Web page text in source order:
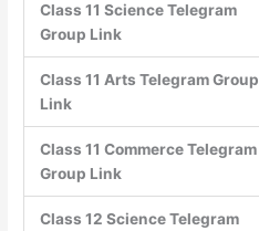
Class 11 Science Telegram
Group Link
Class 11 Arts Telegram Group
Link
Class 11 Commerce Telegram
Group Link
Class 12 Science Telegram